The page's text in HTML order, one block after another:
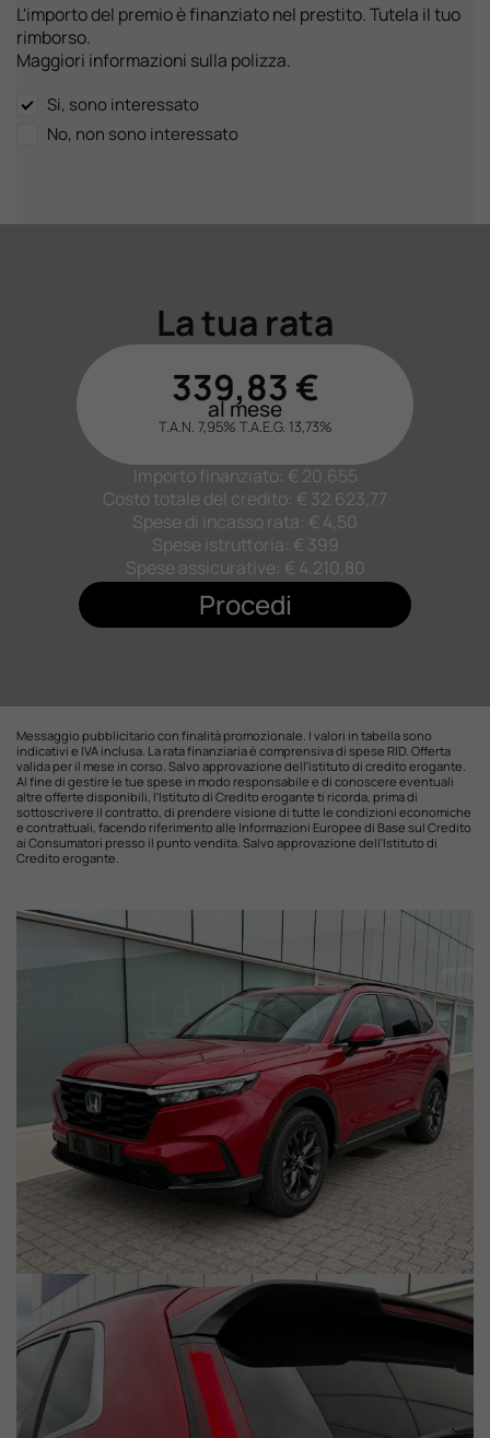
L'importo del premio è finanziato nel prestito. Tutela il tuo
rimborso.
Maggiori informazioni sulla polizza.
Si, sono interessato
No, non sono interessato
La tua rata
339,83 €
al mese
T.A.N. 7,95% T.A.E.G. 13,73%
Importo finanziato: € 20.655
Costo totale del credito: € 32.623,77
Spese di incasso rata: € 4,50
Spese istruttoria: € 399
Spese assicurative: € 4.210,80
Procedi
Messaggio pubblicitario con finalità promozionale. I valori in tabella sono
indicativi e IVA inclusa. La rata finanziaria è comprensiva di spese RID. Offerta
valida per il mese in corso. Salvo approvazione dell'istituto di credito erogante.
Al fine di gestire le tue spese in modo responsabile e di conoscere eventuali
altre offerte disponibili, l'Istituto di Credito erogante ti ricorda, prima di
sottoscrivere il contratto, di prendere visione di tutte le condizioni economiche
e contrattuali, facendo riferimento alle Informazioni Europee di Base sul Credito
ai Consumatori presso il punto vendita. Salvo approvazione dell'Istituto di
Credito erogante.